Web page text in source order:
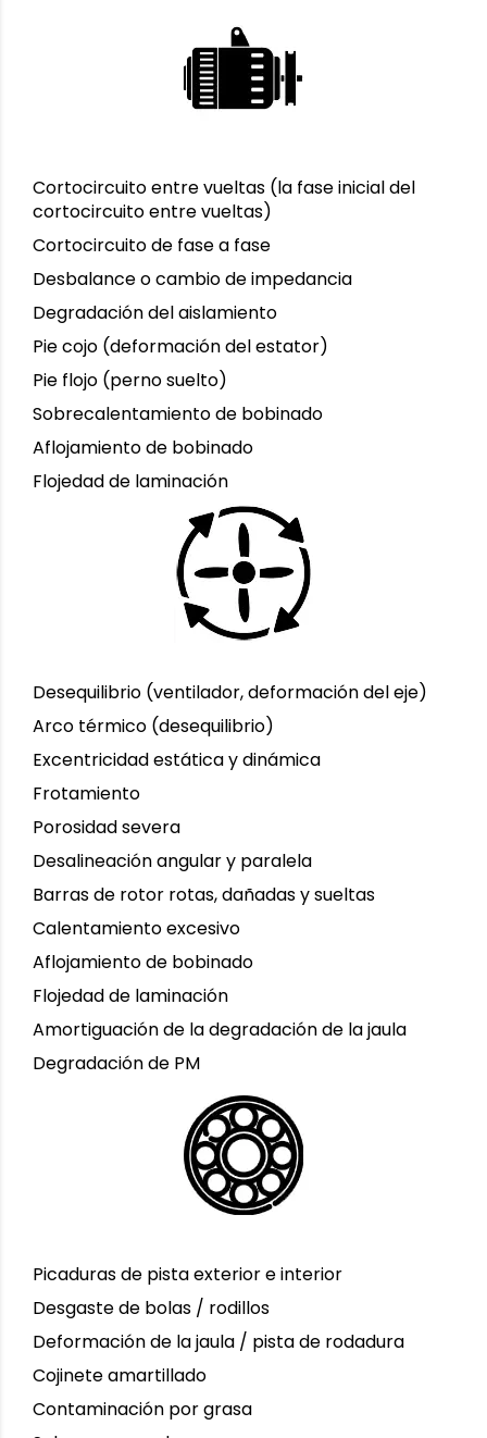
Cortocircuito entre vueltas (la fase inicial del
cortocircuito entre vueltas)
Cortocircuito de fase a fase
Desbalance o cambio de impedancia
Degradación del aislamiento
Pie cojo (deformación del estator)
Pie flojo (perno suelto)
Sobrecalentamiento de bobinado
Aflojamiento de bobinado
Flojedad de laminación
Desequilibrio (ventilador, deformación del eje)
Arco térmico (desequilibrio)
Excentricidad estática y dinámica
Frotamiento
Porosidad severa
Desalineación angular y paralela
Barras de rotor rotas, dañadas y sueltas
Calentamiento excesivo
Aflojamiento de bobinado
Flojedad de laminación
Amortiguación de la degradación de la jaula
Degradación de PM
Picaduras de pista exterior e interior
Desgaste de bolas / rodillos
Deformación de la jaula / pista de rodadura
Cojinete amartillado
Contaminación por grasa